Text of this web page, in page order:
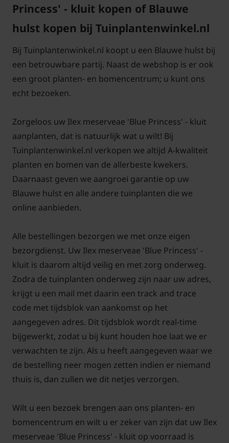
halfschaduw of schaduw. Ze kan dus overal worden
toegepast. Let er wel op dat de plant staat op een
goed doorlatende bodem waar het water goed weg
zakt. Aan natte voeten heeft deze plant een hekel.
De plant houdt wel van een vochtige bodem die
uitdroging in de zomer voorkomt. Humusrijk is
daarbij het sleutelwoord, want humus houdt vocht
uitdroogt. Voeg hiervoor aanplantgrond of tuinturf
toe aan het plantgat bij het planten.
De plant verdraagt overigens ook zeewind en kan
dus ook dichter bij de kust worden toegepast. De
oude duinen vormen van nature een goede
standplaats. Hier is ook de wilde vorm van hulst te
Hulst 'Blue Princess' met kluit kopen
bij Tuinplantenwinkel.nl
Planten uit de volle grond met kluit kunt u planten
tussen oktober en medio maart. De exacte periode
is afhankelijk van de weersomstandigheden. Bij
Tuinplantenwinkel.nl kunt u de planten alleen tijdens
deze periode kopen. Houdt de site hiervoor in gaten.
winkelwagen, is deze te bestellen en kunt u de plant
ook aanplanten. Reservering vooraf is niet nodig.
Princess' - kluit kopen of Blauwe
hulst kopen bij Tuinplantenwinkel.nl
Bij Tuinplantenwinkel.nl koopt u een Blauwe hulst bij
een betrouwbare partij. Naast de webshop is er ook
een groot planten- en bomencentrum; u kunt ons
echt bezoeken.
Zorgeloos uw Ilex meserveae 'Blue Princess' - kluit
aanplanten, dat is natuurlijk wat u wilt! Bij
Tuinplantenwinkel.nl verkopen we altijd A-kwaliteit
planten en bomen van de allerbeste kwekers.
Daarnaast geven we aangroei garantie op uw
Blauwe hulst en alle andere tuinplanten die we
online aanbieden.
Alle bestellingen bezorgen we met onze eigen
bezorgdienst. Uw Ilex meserveae 'Blue Princess' -
kluit is daarom altijd veilig en met zorg onderweg.
Zodra de tuinplanten onderweg zijn naar uw adres,
krijgt u een mail met daarin een track and trace
code met tijdsblok van aankomst op het
aangegeven adres. Dit tijdsblok wordt real-time
bijgewerkt, zodat u bij kunt houden hoe laat we er
verwachten te zijn. Als u heeft aangegeven waar we
de bestelling neer mogen zetten indien er niemand
thuis is, dan zullen we dit netjes verzorgen.
Wilt u een bezoek brengen aan ons planten- en
bomencentrum en wilt u er zeker van zijn dat uw Ilex
meserveae 'Blue Princess' - kluit op voorraad is